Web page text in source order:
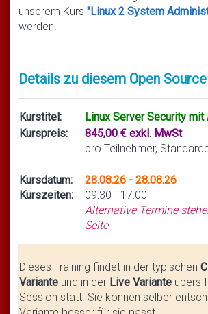
unserem Kurs "Linux 2 System
werden.
Details zu diesem Open
Kurstitel:
Linux Server Security mit
Kurspreis:
845,00 € exkl. MwSt
pro Teilnehmer,
Kursdatum:
Kurszeiten:
28.08.26 - 28.08.26
09:30 - 17:00
Alternative Termine
Seite
Dieses Training findet in der typischen
Variante und in der Live Variante übers
Session statt. Sie können selber